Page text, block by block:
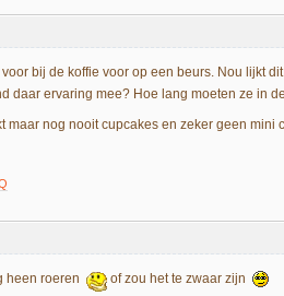
bij de koffie voor op een beurs. Nou lijkt
daar ervaring mee? Hoe lang moeten ze in
maar nog nooit cupcakes en zeker geen mini
heen roeren of zou het te zwaar zijn